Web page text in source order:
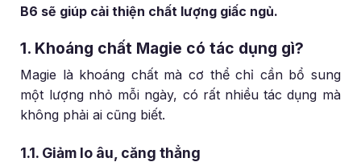
B6 sẽ giúp cải thiện chất lượng giấc ngủ.
1. Khoáng chất Magie có tác dụng gì?
Magie là khoáng chất mà cơ thể chỉ cần bổ sung
một lượng nhỏ mỗi ngày, có rất nhiều tác dụng mà
không phải ai cũng biết.
1.1. Giảm lo âu, căng thẳng